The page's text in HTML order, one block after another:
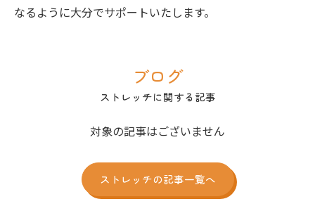
なるように大分でサポートいたします。
ブログ
ストレッチに関する記事
対象の記事はございません
ストレッチの記事一覧へ